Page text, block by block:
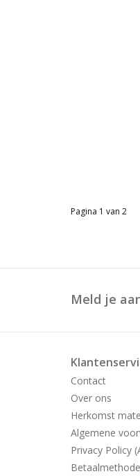
Pagina 1 van 2
Meld je
Contact
Over ons
Herkomst
Algemene
Privacy Policy